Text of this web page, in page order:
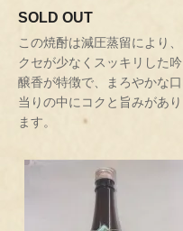
SOLD OUT
この焼酎は減圧蒸留により、
クセが少なくスッキリした吟
醸香が特徴で、まろやかな口
当りの中にコクと旨みがあり
ます。